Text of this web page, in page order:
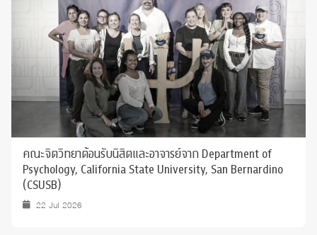
คณะจิตวิทยาต้อนรับนิสิตและอาจารย์จาก Department of
Psychology, California State University, San Bernardino
(CSUSB)
22 Jul 2026